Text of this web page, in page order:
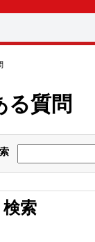
る質問
索